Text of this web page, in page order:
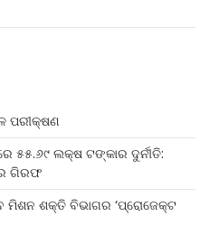
ପରୀକ୍ଷଣ
୫୫.୬୯ ଲକ୍ଷ ଟଙ୍କାର ଦୁର୍ନୀତି:
ଗିରଫ
ମିଶନ ଶକ୍ତି ବିଭାଗର ‘ପ୍ରୋଜେକ୍ଟ